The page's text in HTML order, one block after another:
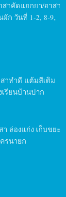
าคัดแยกยา/อาสา
ก วันที่ 1-2, 8-9,
าทำดี แต้มสีเติม
รียนบ้านปาก
ล่องแก่ง เก็บขยะ
รนายก